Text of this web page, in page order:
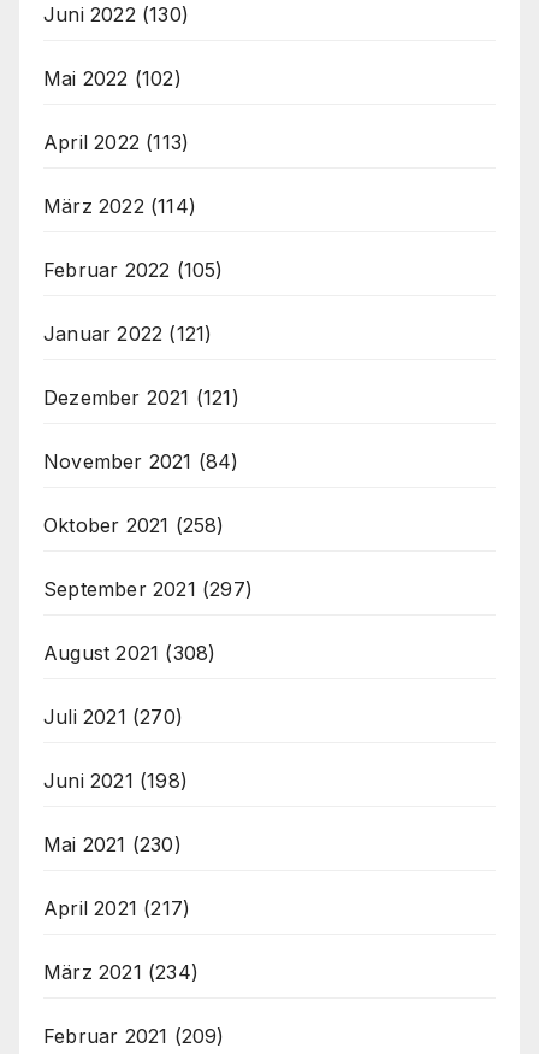
Juni 2022 (130)
Mai 2022 (102)
April 2022 (113)
März 2022 (114)
Februar 2022 (105)
Januar 2022 (121)
Dezember 2021 (121)
November 2021 (84)
Oktober 2021 (258)
September 2021 (297)
August 2021 (308)
Juli 2021 (270)
Juni 2021 (198)
Mai 2021 (230)
April 2021 (217)
März 2021 (234)
Februar 2021 (209)